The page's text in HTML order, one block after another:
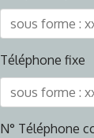
Téléphone fixe
N° Téléphone